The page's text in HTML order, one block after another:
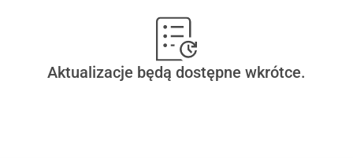
Aktualizacje będą dostępne wkrótce.